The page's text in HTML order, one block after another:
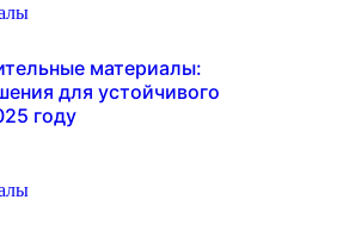
материалы:
для устойчивого
году